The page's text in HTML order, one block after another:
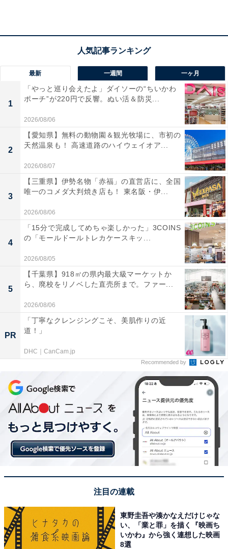
詳細情報
商品名
リラックマ ぎゅぎゅっとフェイス シリコンがまぐち
メーカー
2026年6月
・リラックマ（口開き）
・リラックマ（口閉じ）
・コリラックマ
・キイロイトリ
最新 一週間 一ヶ月
1
「やっと巡り会えたよ」ダイソーの“ちいかわ
ポーチ”が220円で反響。ぬい活＆防災...
2026/08/06
2
【愛知県】無料の動物園＆観光牧場に、市初の
天然温泉も！ 高速道路のハイウェイオア...
2026/08/07
3
【三重県】伊勢名物「赤福」の直営店に、全国
唯一のコメダ大判焼き店も！ 東名阪・伊...
2026/08/06
4
「15分で完成してめちゃ楽しかった」3COINS
の「モールドールトレカケースキッ...
2026/08/05
5
【千葉県】918㎡の県内最大級マーケットか
ら、廃校をリノベした直売所まで。ファー...
2026/08/06
PR
「丁寧なクレンジングこそ、美肌作りの近
道！」
DHC｜CanCam.jp
Recommended by
注目の連載
東野圭吾や湊かなえだけじゃな
い、「業と罪」を描く『映画ち
いかわ』から強く連想した映画
8選